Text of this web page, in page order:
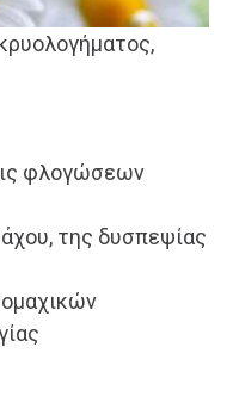
φλογώσεων
της δυσπεψίας